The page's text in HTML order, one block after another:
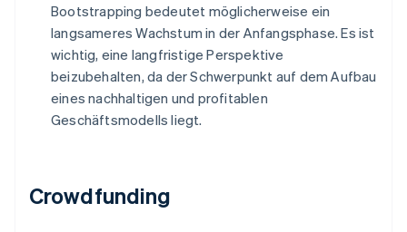
Bootstrapping bedeutet möglicherweise ein
langsameres Wachstum in der Anfangsphase. Es ist
wichtig, eine langfristige Perspektive
beizubehalten, da der Schwerpunkt auf dem Aufbau
eines nachhaltigen und profitablen
Geschäftsmodells liegt.
Crowdfunding